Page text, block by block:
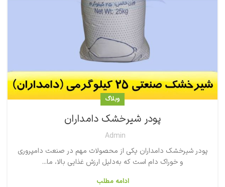
وبلاگ
پودر شیرخشک دامداران
Admin
پودر شیرخشک دامداران یکی از محصولات مهم در صنعت دامپروری
و خوراک دام است که به‌دلیل ارزش غذایی بالا، ما...
ادامه مطلب